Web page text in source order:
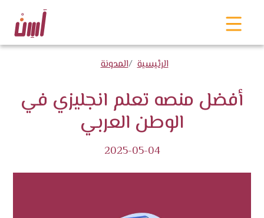
الرئيسية المدونة
أفضل منصه تعلم انجليزي في
الوطن العربي
2025-05-04